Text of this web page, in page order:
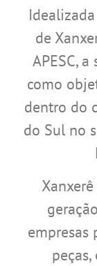
de
APESC,
como
dentro do
do Sul no
empresas